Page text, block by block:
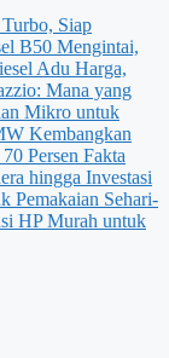
Siap
B50 Mengintai,
Adu Harga,
Mana yang
Mikro untuk
Kembangkan
Persen Fakta
hingga Investasi
Pemakaian Sehari-
HP Murah untuk